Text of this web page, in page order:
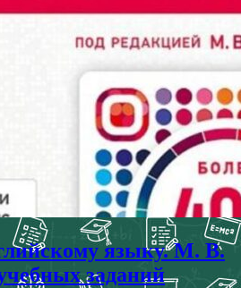
языку. М. В.
заданий